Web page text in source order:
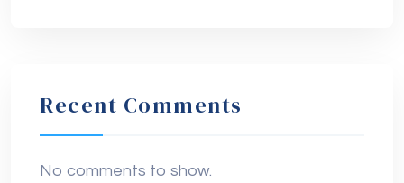
Recent Comments
No comments to show.